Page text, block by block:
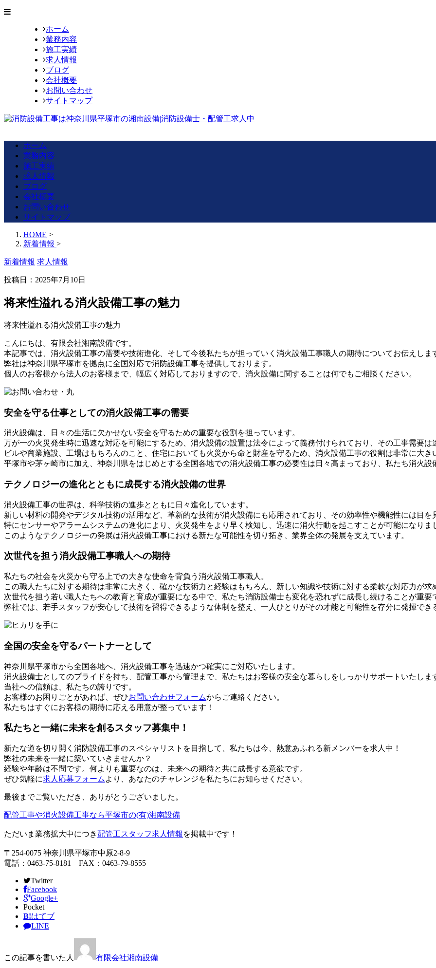
ホーム
業務内容
施工実績
求人情報
ブログ
会社概要
お問い合わせ
サイトマップ
ホーム
業務内容
施工実績
求人情報
ブログ
会社概要
お問い合わせ
サイトマップ
HOME >
新着情報 >
新着情報 求人情報
投稿日： 2025年7月10日
将来性溢れる消火設備工事の魅力
将来性溢れる消火設備工事の魅力
こんにちは。有限会社湘南設備です。
本記事では、消火設備工事の需要や技術進化、そして今後私たちが担っていく消火設備工事職人の期待についてお伝えしま
弊社は神奈川県平塚市を拠点に全国対応で消防設備工事を提供しております。
個人のお客様から法人のお客様まで、幅広く対応しておりますので、消火設備に関することは何でもご相談ください。
安全を守る仕事としての消火設備工事の需要
消火設備は、日々の生活に欠かせない安全を守るための重要な役割を担っています。
万が一の火災発生時に迅速な対応を可能にするため、消火設備の設置は法令によって義務付けられており、その工事需要は
ビルや商業施設、工場はもちろんのこと、住宅においても火災から命と財産を守るため、消火設備工事の役割は非常に大き
平塚市や茅ヶ崎市に加え、神奈川県をはじめとする全国各地での消火設備工事の必要性は日々高まっており、私たち消火
テクノロジーの進化とともに成長する消火設備の世界
消火設備工事の世界は、科学技術の進歩とともに日々進化しています。
新しい材料の開発やデジタル技術の活用など、革新的な技術が消火設備にも応用されており、その効率性や機能性には目を
特にセンサーやアラームシステムの進化により、火災発生をより早く検知し、迅速に消火行動を起こすことが可能になりま
このようなテクノロジーの発展は消火設備工事における新たな可能性を切り拓き、業界全体の発展を支えています。
次世代を担う消火設備工事職人への期待
私たちの社会を火災から守る上での大きな使命を背負う消火設備工事職人。
この職人たちに対する期待は非常に大きく、確かな技術力と経験はもちろん、新しい知識や技術に対する柔軟な対応力が求
次世代を担う若い職人たちへの教育と育成が重要になる中で、私たち消防設備士も変化を恐れずに成長し続けることが重要
弊社では、若手スタッフが安心して技術を習得できるような体制を整え、一人ひとりがその才能と可能性を存分に発揮でき
全国の安全を守るパートナーとして
神奈川県平塚市から全国各地へ、消火設備工事を迅速かつ確実にご対応いたします。
消火設備士としてのプライドを持ち、配管工事から管理まで、私たちはお客様の安全な暮らしをしっかりサポートいたしま
当社への信頼は、私たちの誇りです。
お客様のお困りごとがあれば、ぜひお問い合わせフォームからご連絡ください。
私たちはすぐにお客様の期待に応える用意が整っています！
私たちと一緒に未来を創るスタッフ募集中！
新たな道を切り開く消防設備工事のスペシャリストを目指して、私たちは今、熱意あふれる新メンバーを求人中！
弊社の未来を一緒に築いていきませんか？
経験や年齢は不問です。何よりも重要なのは、未来への期待と共に成長する意欲です。
ぜひ気軽に求人応募フォーム より、あなたのチャレンジを私たちにお知らせください。
最後までご覧いただき、ありがとうございました。
配管工事や消火設備工事なら平塚市の(有)湘南設備
ただいま業務拡大中につき配管工スタッフ求人情報 を掲載中です！
〒254-0075 神奈川県平塚市中原2-8-9
電話：0463-75-8181 FAX：0463-79-8555
Twitter
Facebook
Google+
Pocket
B!はてブ
LINE
この記事を書いた人 有限会社湘南設備